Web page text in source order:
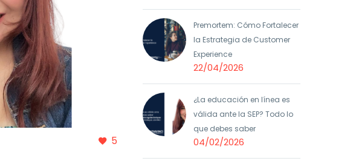
5
Premortem: Cómo Fortalecer
la Estrategia de Customer
Experience
22/04/2026
¿La educación en línea es
válida ante la SEP? Todo lo
que debes saber
04/02/2026